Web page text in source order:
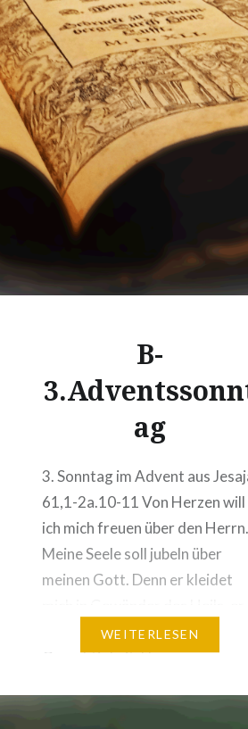
B-
ag
3. Sonntag im Advent aus
61,1-2a.10-11 Von Herzen will
ich mich freuen über den Herrn.
Meine Seele soll jubeln über
meinen Gott. Denn er kleidet
hüllt mich in den Mantel der
Gerechtigkeit. Unsere
Mitmenschen nach Leistung zu
WEITERLESEN